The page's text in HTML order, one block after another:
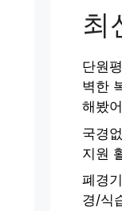
최
단원
벽한
해봤
국경
지원
폐경
경/식